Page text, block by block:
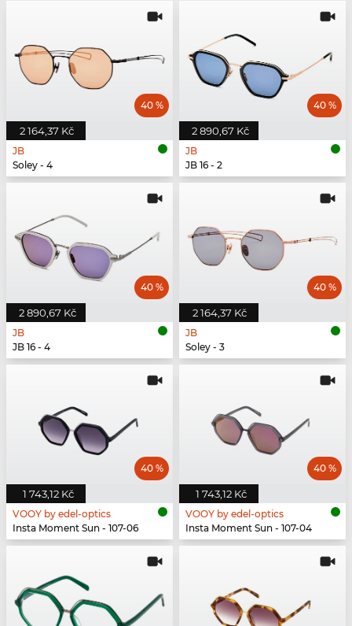
2 164,37 Kč
40 %
JB
Soley - 4
2 890,67 Kč
40 %
JB
JB 16 - 2
2 890,67 Kč
40 %
JB
JB 16 - 4
2 164,37 Kč
40 %
JB
Soley - 3
1 743,12 Kč
40 %
VOOY by edel-optics
Insta Moment Sun - 107-06
1 743,12 Kč
40 %
VOOY by edel-optics
Insta Moment Sun - 107-04